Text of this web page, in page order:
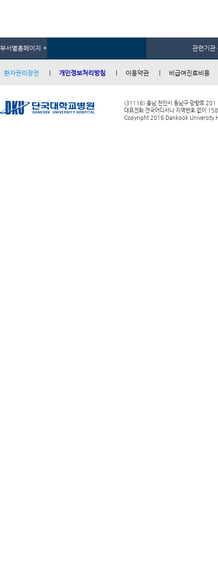
부서별홈페이지 + 관련기관
환자권리장전 개인정보처리방침 이용약관 비급여진료비용
(31116) 충남 천안시 동남구 망향로 201
대표전화 전국어디서나 지역번호 없이
Copyright 2016 Dankook University